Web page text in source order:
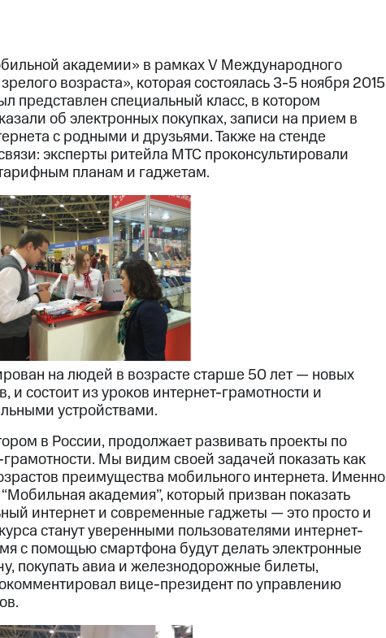
академии» в рамках V Международного
возраста», которая состоялась 3-5 ноября 2015
представлен специальный класс, в котором
об электронных покупках, записи на прием в
с родными и друзьями. Также на стенде
эксперты ритейла МТС проконсультировали
планам и гаджетам.
на людей в возрасте старше 50 лет — новых
состоит из уроков интернет-грамотности и
устройствами.
в России, продолжает развивать проекты по
Мы видим своей задачей показать как
преимущества мобильного интернета. Именно
академия”, который призван показать
интернет и современные гаджеты — это просто и
станут уверенными пользователями интернет-
с помощью смартфона будут делать электронные
покупать авиа и железнодорожные билеты,
вице-президент по управлению